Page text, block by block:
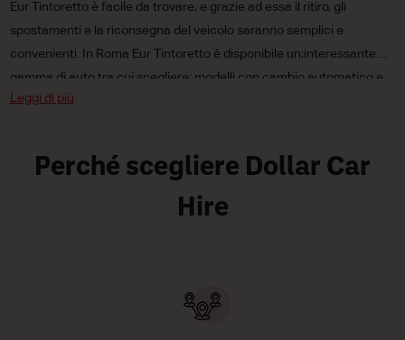
Eur Tintoretto è facile da trovare, e grazie ad essa il ritiro, gli
spostamenti e la riconsegna del veicolo saranno semplici e
convenienti. In Roma Eur Tintoretto è disponibile un;interessante
gamma di auto tra cui scegliere: modelli con cambio automatico e
manuale, auto mini, compatte e di media cilindrata e persino vetture
Leggi di più
Perché scegliere Dollar Car
Hire